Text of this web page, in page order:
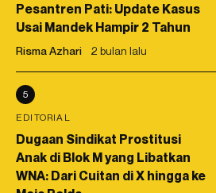
Pesantren Pati: Update Kasus
Usai Mandek Hampir 2 Tahun
Risma Azhari 2 bulan lalu
5
EDITORIAL
Dugaan Sindikat Prostitusi
Anak di Blok M yang Libatkan
WNA: Dari Cuitan di X hingga ke